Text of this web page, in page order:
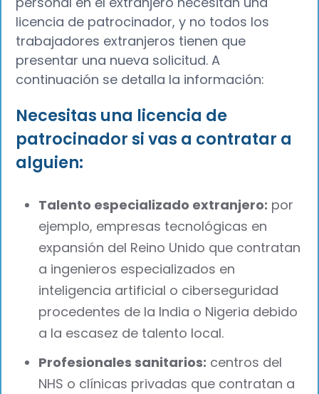
licencia de patrocinador, y no todos los
trabajadores extranjeros tienen que
presentar una nueva solicitud. A
continuación se detalla la información:
Necesitas una licencia de
patrocinador si vas a contratar a
alguien:
Talento especializado extranjero: por
ejemplo, empresas tecnológicas en
expansión del Reino Unido que contratan
a ingenieros especializados en
inteligencia artificial o ciberseguridad
procedentes de la India o Nigeria debido
a la escasez de talento local.
Profesionales sanitarios: centros del
NHS o clínicas privadas que contratan a